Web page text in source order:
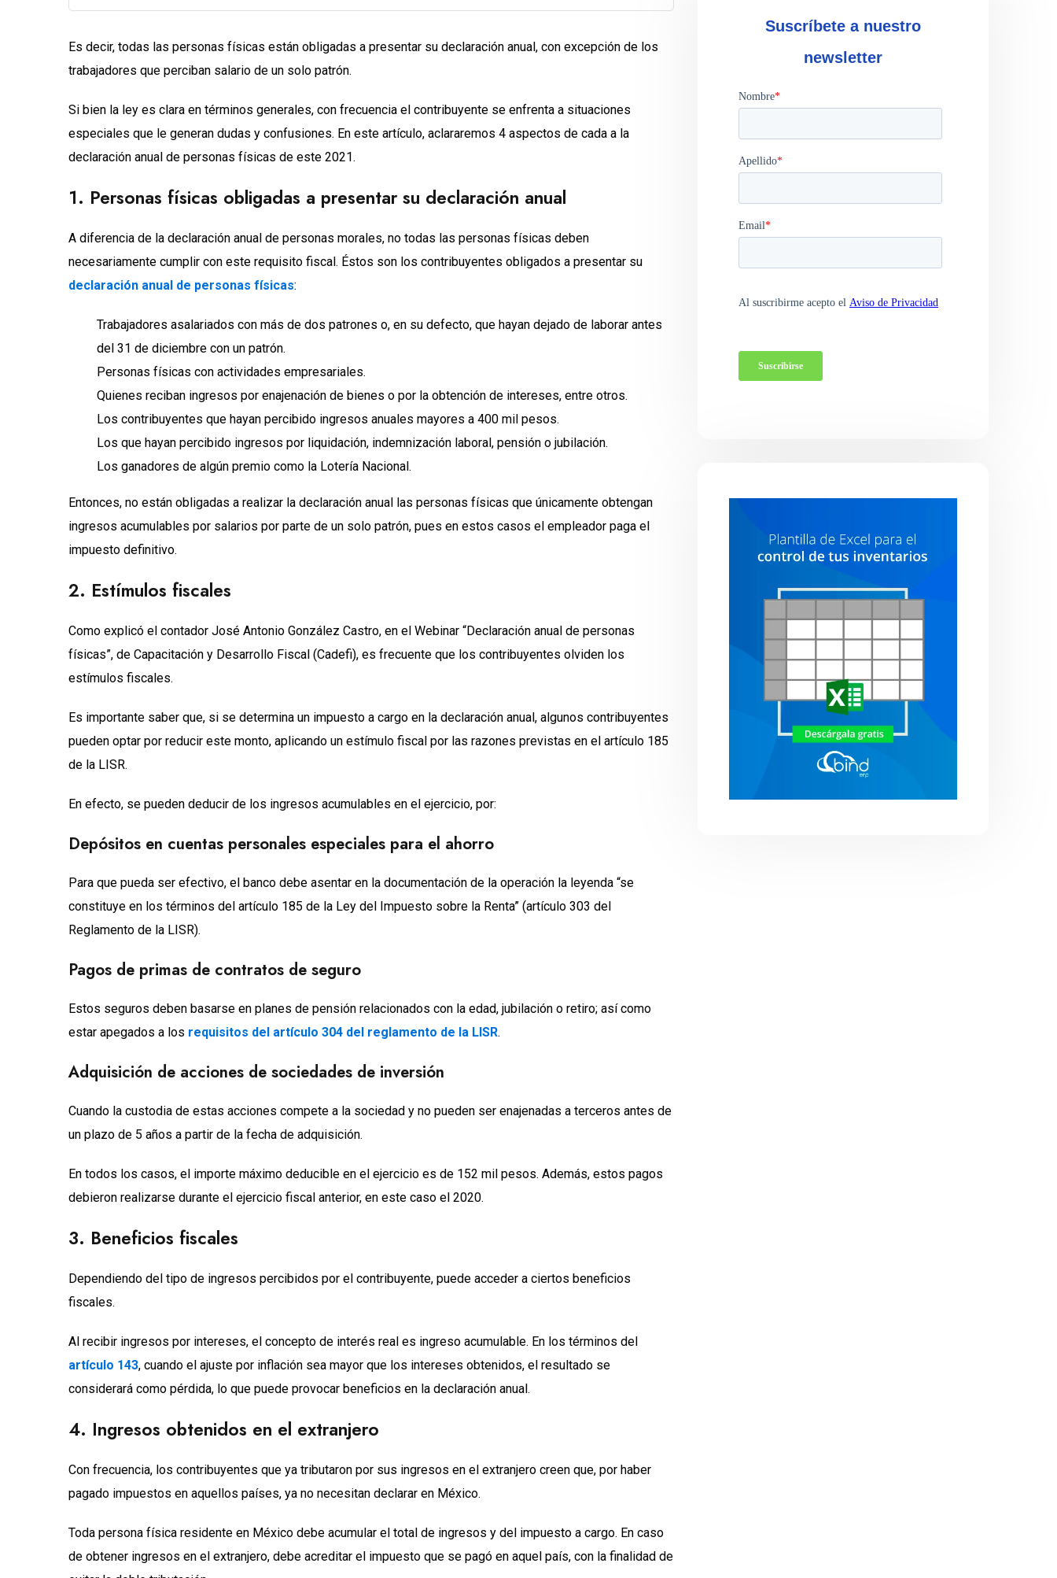
Es decir, todas las personas físicas están obligadas a presentar su declaración anual, con excepción de los
trabajadores que perciban salario de un solo patrón.
Si bien la ley es clara en términos generales, con frecuencia el contribuyente se enfrenta a situaciones
especiales que le generan dudas y confusiones. En este artículo, aclararemos 4 aspectos de cada a la
declaración anual de personas físicas de este 2021.
1. Personas físicas obligadas a presentar su declaración anual
A diferencia de la declaración anual de personas morales, no todas las personas físicas deben
necesariamente cumplir con este requisito fiscal. Éstos son los contribuyentes obligados a presentar su
declaración anual de personas físicas:
Trabajadores asalariados con más de dos patrones o, en su defecto, que hayan dejado de laborar antes
del 31 de diciembre con un patrón.
Personas físicas con actividades empresariales.
Quienes reciban ingresos por enajenación de bienes o por la obtención de intereses, entre otros.
Los contribuyentes que hayan percibido ingresos anuales mayores a 400 mil pesos.
Los que hayan percibido ingresos por liquidación, indemnización laboral, pensión o jubilación.
Los ganadores de algún premio como la Lotería Nacional.
Entonces, no están obligadas a realizar la declaración anual las personas físicas que únicamente obtengan
ingresos acumulables por salarios por parte de un solo patrón, pues en estos casos el empleador paga el
impuesto definitivo.
2. Estímulos fiscales
Como explicó el contador José Antonio González Castro, en el Webinar “Declaración anual de personas
físicas”, de Capacitación y Desarrollo Fiscal (Cadefi), es frecuente que los contribuyentes olviden los
estímulos fiscales.
Es importante saber que, si se determina un impuesto a cargo en la declaración anual, algunos contribuyentes
pueden optar por reducir este monto, aplicando un estímulo fiscal por las razones previstas en el artículo 185
de la LISR.
En efecto, se pueden deducir de los ingresos acumulables en el ejercicio, por:
Depósitos en cuentas personales especiales para el ahorro
Para que pueda ser efectivo, el banco debe asentar en la documentación de la operación la leyenda “se
constituye en los términos del artículo 185 de la Ley del Impuesto sobre la Renta” (artículo 303 del
Reglamento de la LISR).
Pagos de primas de contratos de seguro
Estos seguros deben basarse en planes de pensión relacionados con la edad, jubilación o retiro; así como
estar apegados a los requisitos del artículo 304 del reglamento de la LISR.
Adquisición de acciones de sociedades de inversión
Cuando la custodia de estas acciones compete a la sociedad y no pueden ser enajenadas a terceros antes de
un plazo de 5 años a partir de la fecha de adquisición.
En todos los casos, el importe máximo deducible en el ejercicio es de 152 mil pesos. Además, estos pagos
debieron realizarse durante el ejercicio fiscal anterior, en este caso el 2020.
3. Beneficios fiscales
Dependiendo del tipo de ingresos percibidos por el contribuyente, puede acceder a ciertos beneficios
fiscales.
Al recibir ingresos por intereses, el concepto de interés real es ingreso acumulable. En los términos del
artículo 143, cuando el ajuste por inflación sea mayor que los intereses obtenidos, el resultado se
considerará como pérdida, lo que puede provocar beneficios en la declaración anual.
4. Ingresos obtenidos en el extranjero
Con frecuencia, los contribuyentes que ya tributaron por sus ingresos en el extranjero creen que, por haber
pagado impuestos en aquellos países, ya no necesitan declarar en México.
Toda persona física residente en México debe acumular el total de ingresos y del impuesto a cargo. En caso
de obtener ingresos en el extranjero, debe acreditar el impuesto que se pagó en aquel país, con la finalidad de
Suscríbete a nuestro
newsletter